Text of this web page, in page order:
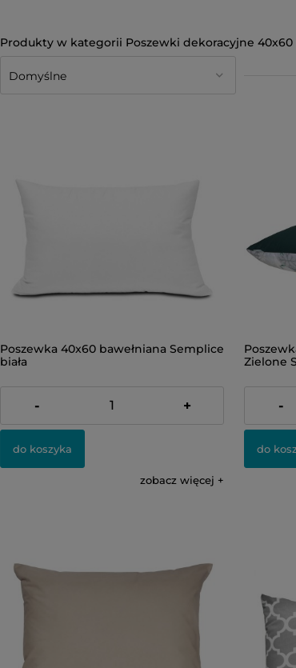
Poszewki dekoracyjne 40x60
Poszewka 40x60 bawełniana Semplice
biała
23,00 zł
- +
do koszyka
zobacz więcej
Zielone
20,00 zł
-
do